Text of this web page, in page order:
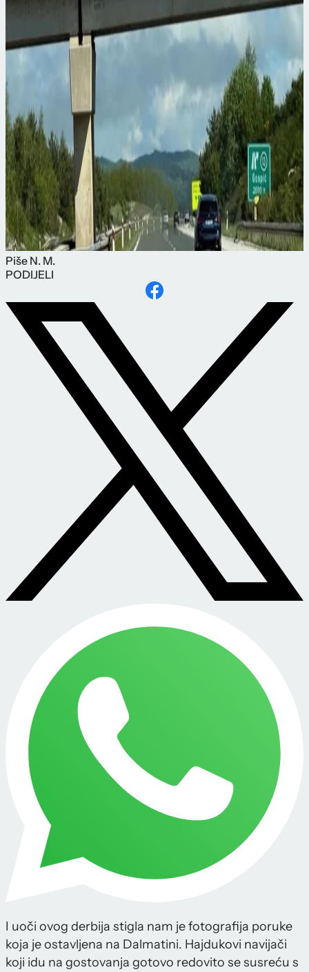
Piše N. M.
PODIJELI
I uoči ovog derbija stigla nam je fotografija poruke
koja je ostavljena na Dalmatini. Hajdukovi navijači
koji idu na gostovanja gotovo redovito se susreću s